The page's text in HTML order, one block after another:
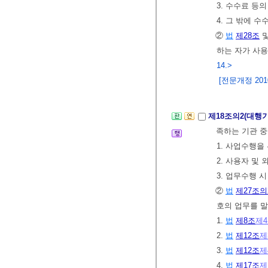
3. 수수료 등
4. 그 밖에 수
② 법 제28조
하는 자가 사
14.>
[전문개정
제18조의2(대행
족하는 기관
1. 사업수행을
2. 사용자 및
3. 업무수행
② 법 제27조
호의 업무를
1. 법 제8조제
2. 법 제12조
3. 법 제12조
4. 법 제17조